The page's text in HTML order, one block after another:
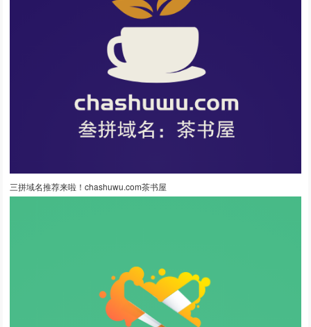
三拼域名推荐来啦！chashuwu.com茶书屋